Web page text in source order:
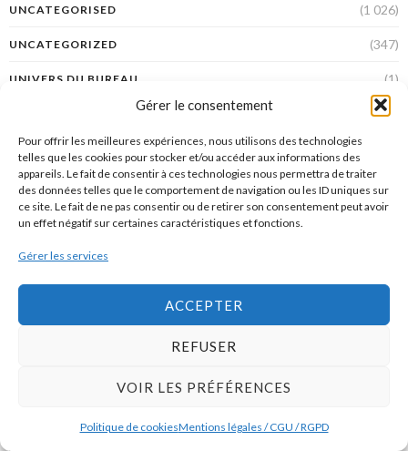
Gérer le consentement
Pour offrir les meilleures expériences, nous utilisons des technologies
telles que les cookies pour stocker et/ou accéder aux informations des
appareils. Le fait de consentir à ces technologies nous permettra de traiter
des données telles que le comportement de navigation ou les ID uniques sur
ce site. Le fait de ne pas consentir ou de retirer son consentement peut avoir
un effet négatif sur certaines caractéristiques et fonctions.
Gérer les services
ACCEPTER
REFUSER
VOIR LES PRÉFÉRENCES
Politique de cookiesMentions légales / CGU / RGPD
UNCATEGORISED (1 026)
UNCATEGORIZED (347)
UNIVERS DU BUREAU (1)
UNIVERS DU THÉ ET DU CAFÉ (16)
UNIVERS TEXTILE
UNIVERS THÉ ET CAFÉ
USTENSILES DE CUISINE
VASES ET ACCESSOIRES POUR LA TABLE
Le BHV Marais retrouve son indépendance
maison